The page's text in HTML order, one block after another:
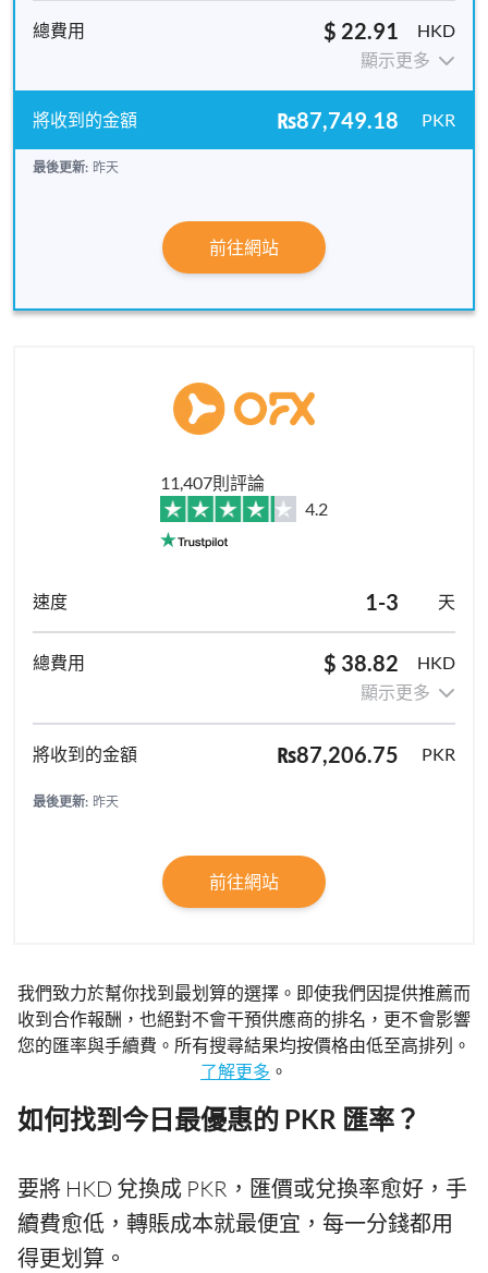
$ 22.91
HKD
顯示更多
₨87,749.18 PKR
最後更新: 昨天
前往網站
11,407則評論
4.2
1-3 天
$ 38.82
HKD
顯示更多
₨87,206.75 PKR
最後更新: 昨天
前往網站
我們致力於幫你找到最划算的選擇。即使我們因提供推薦而
收到合作報酬，也絕對不會干預供應商的排名，更不會影響
您的匯率與手續費。所有搜尋結果均按價格由低至高排列。
了解更多 。
如何找到今日最優惠的 PKR 匯率？
要將 HKD 兌換成 PKR，匯價或兌換率愈好，手
續費愈低，轉賬成本就最便宜，每一分錢都用
得更划算。